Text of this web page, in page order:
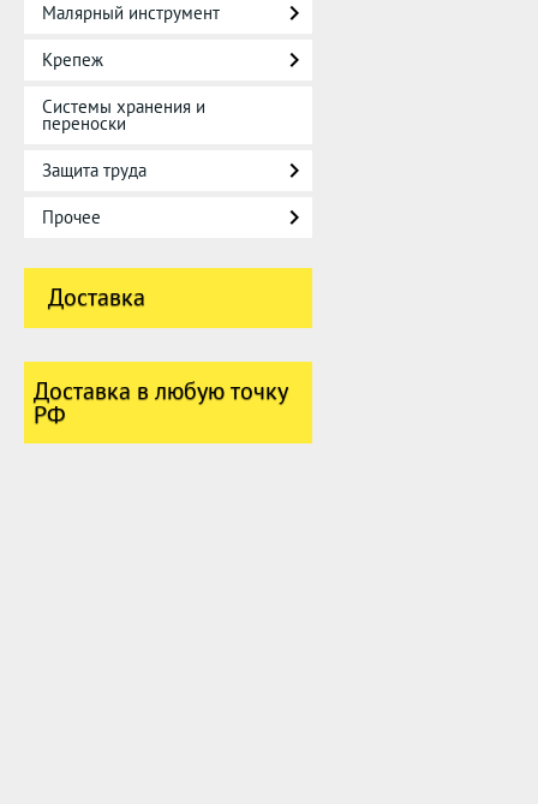
Малярный инструмент
Крепеж
Системы хранения и
переноски
Защита труда
Прочее
Доставка
Доставка в любую точку
РФ